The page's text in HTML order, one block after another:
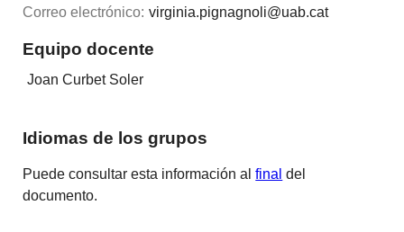
Correo electrónico: virginia.pignagnoli@uab.cat
Equipo docente
Joan Curbet Soler
Idiomas de los grupos
Puede consultar esta información alfinal del
documento.